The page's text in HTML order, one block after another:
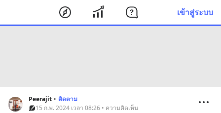
เข้าสู่ระบบ
Peerajit • ติดตาม
15 ก.พ. 2024 เวลา 08:26 • ความคิดเห็น